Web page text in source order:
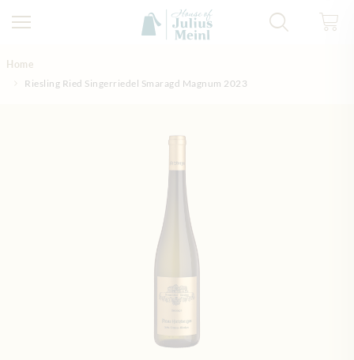
Home
Riesling Ried Singerriedel Smaragd Magnum 2023